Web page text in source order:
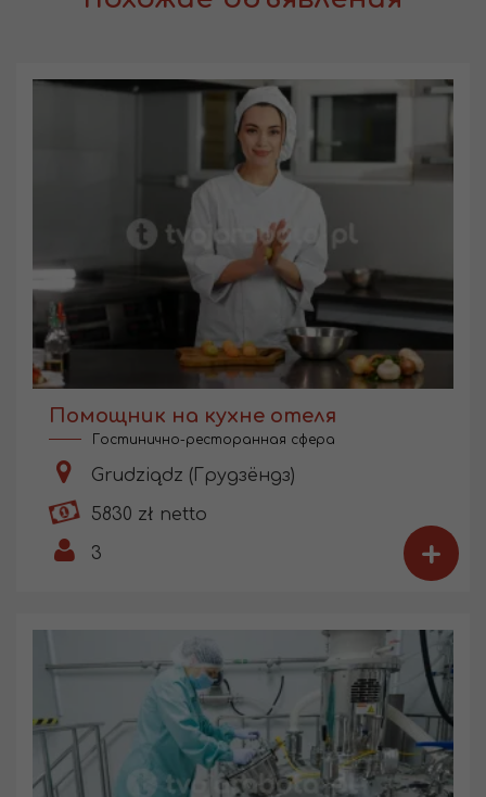
Помощник на кухне отеля
Гостинично-ресторанная сфера
Grudziądz (Грудзёндз)
5830 zł netto
3
+